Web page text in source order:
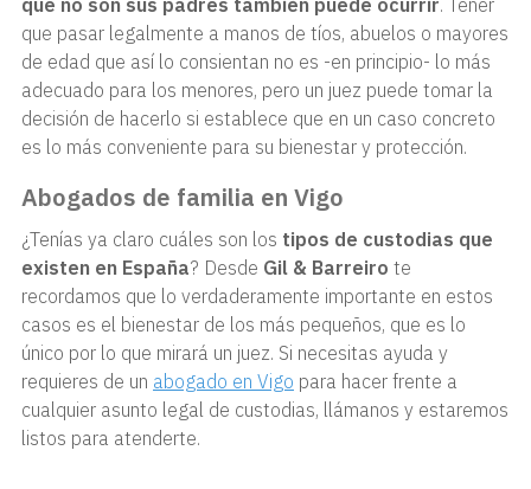
que no son sus padres también puede ocurrir. Tener
que pasar legalmente a manos de tíos, abuelos o mayores
de edad que así lo consientan no es -en principio- lo más
adecuado para los menores, pero un juez puede tomar la
decisión de hacerlo si establece que en un caso concreto
es lo más conveniente para su bienestar y protección.
Abogados de familia en Vigo
¿Tenías ya claro cuáles son los tipos de custodias que
existen en España? Desde Gil & Barreiro te
recordamos que lo verdaderamente importante en estos
casos es el bienestar de los más pequeños, que es lo
único por lo que mirará un juez. Si necesitas ayuda y
requieres de un abogado en Vigo para hacer frente a
cualquier asunto legal de custodias, llámanos y estaremos
listos para atenderte.